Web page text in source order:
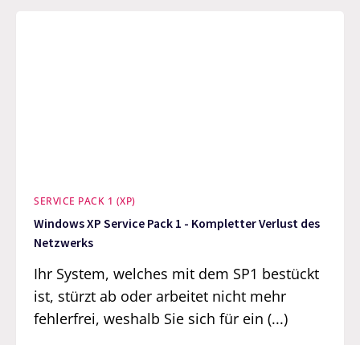
SERVICE PACK 1 (XP)
Windows XP Service Pack 1 - Kompletter Verlust des
Netzwerks
Ihr System, welches mit dem SP1 bestückt
ist, stürzt ab oder arbeitet nicht mehr
fehlerfrei, weshalb Sie sich für ein (...)